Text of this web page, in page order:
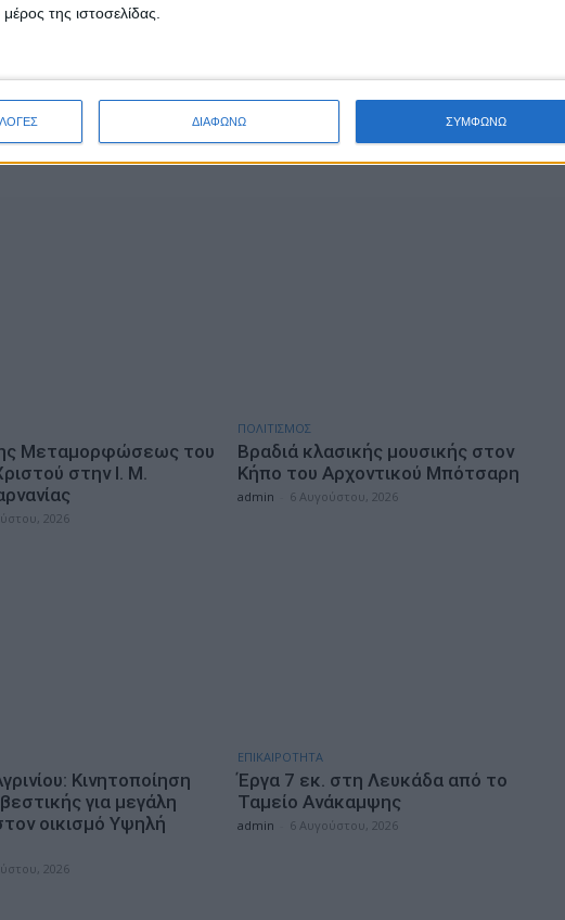
της ιστοσελίδας.
ΔΙΑΦΩΝΩ ΣΥΜΦΩΝΩ
Μεταμορφώσεως του
στην Ι. Μ.
2026
ΠΟΛΙΤΙΣΜΟΣ
Βραδιά κλασικής μουσικής στον
Κήπο του Αρχοντικού Μπότσαρη
admin 6 Αυγούστου, 2026
Κινητοποίηση
για μεγάλη
οικισμό Υψηλή
2026
ΕΠΙΚΑΙΡΟΤΗΤΑ
Έργα 7 εκ. στη Λευκάδα από το
Ταμείο Ανάκαμψης
admin 6 Αυγούστου, 2026